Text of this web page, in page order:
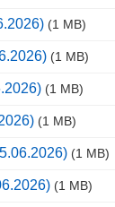
(1 MB)
(1 MB)
(1 MB)
(1 MB)
(1 MB)
(1 MB)